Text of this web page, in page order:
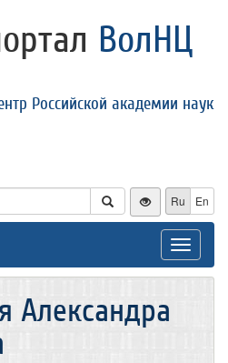
ВолНЦ
Российской академии наук
Ru En
Toggle
Александра